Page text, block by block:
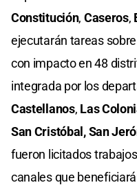
Constitución, Caseros,
ejecutarán tareas
con impacto en 48
integrada por los
Castellanos, Las
San Cristóbal,San
fueron licitados
canales que